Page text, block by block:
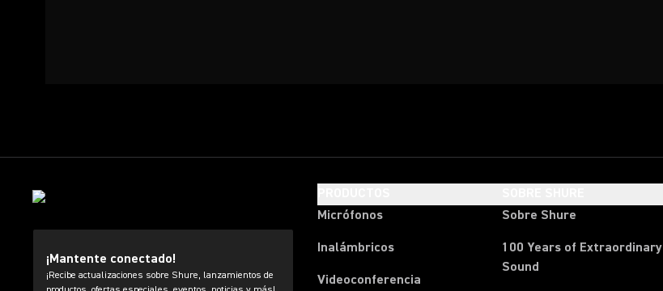
¡Mantente conectado!
¡Recibe actualizaciones sobre Shure, lanzamientos de
Micrófonos
Inalámbricos
Videoconferencia
Sobre Shure
100 Years of Extraordinary
Sound